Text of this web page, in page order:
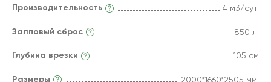
Производительность 4 м3/сут.
Залповый сброс 850 л.
Глубина врезки 105 см
Размеры 2000*1660*2505 мм.